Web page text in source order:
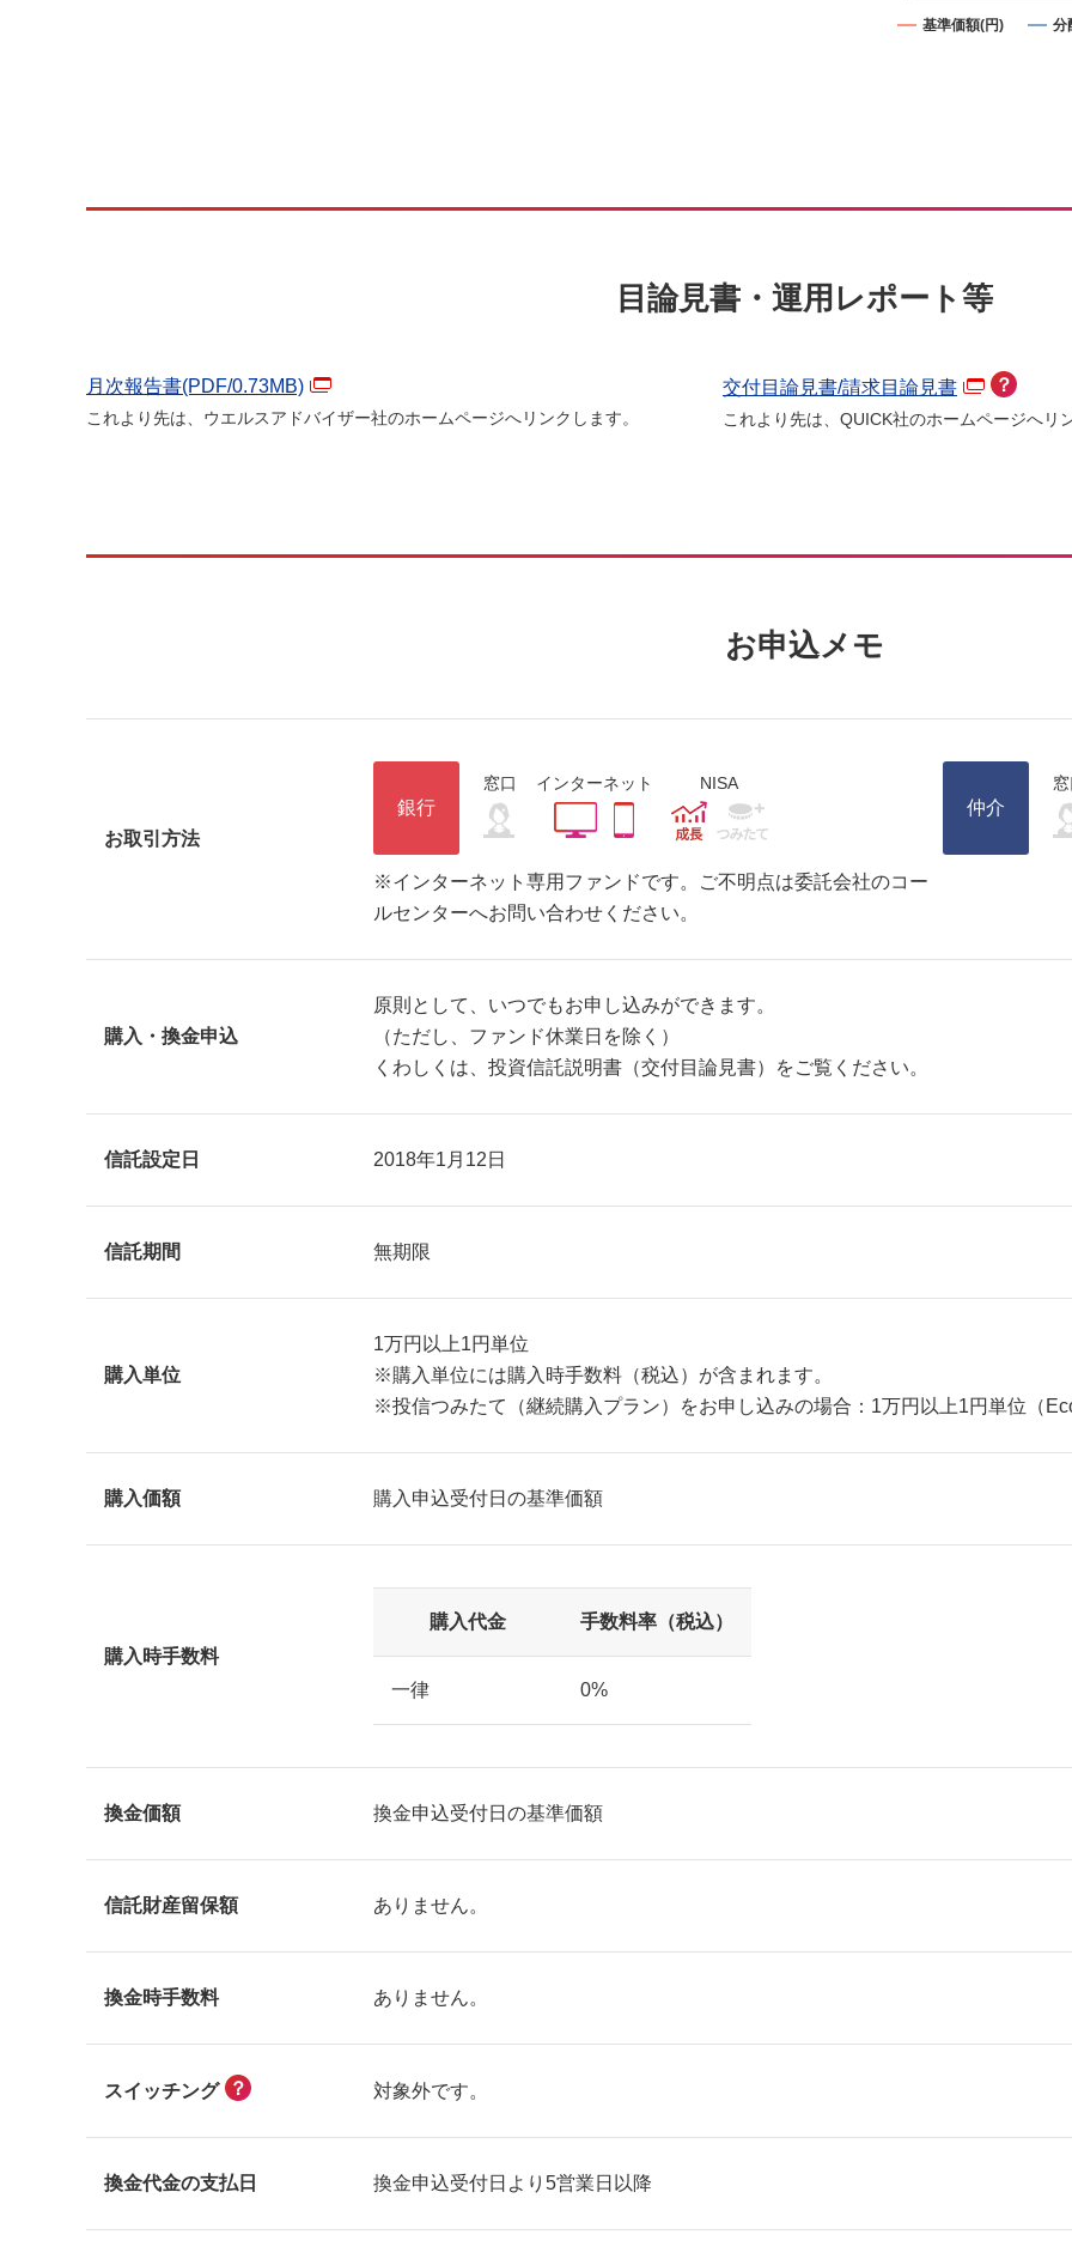
基準価額(円) 分
目論見書・運用レポート等
月次報告書(PDF/0.73MB)
これより先は、ウエルスアドバイザー社のホームページへリンクします。
交付目論見書/請求目論見書 ？
これより先は、QUICK社のホームページへリ
お申込メモ
お取引方法
銀行
窓口 インターネット NISA
※インターネット専用ファンドです。ご不明点は委託会社のコー
ルセンターへお問い合わせください。
仲介
購入・換金申込
原則として、いつでもお申し込みができます。
（ただし、ファンド休業日を除く）
くわしくは、投資信託説明書（交付目論見書）をご覧ください。
信託設定日 2018年1月12日
信託期間 無期限
購入単位
1万円以上1円単位
※購入単位には購入時手数料（税込）が含まれます。
※投信つみたて（継続購入プラン）をお申し込みの場合：1万円以上1円単位（
購入価額 購入申込受付日の基準価額
購入時手数料
購入代金 手数料率（税込）
一律 0%
換金価額 換金申込受付日の基準価額
信託財産留保額 ありません。
換金時手数料 ありません。
スイッチング ？ 対象外です。
換金代金の支払日 換金申込受付日より5営業日以降